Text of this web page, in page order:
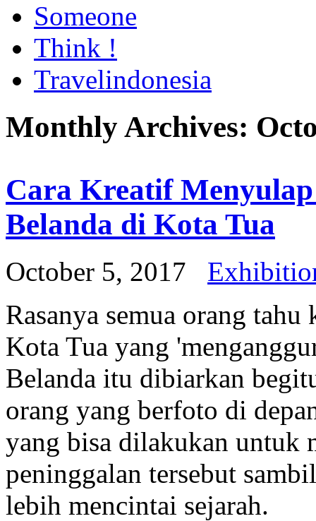
Someone
Think !
Travelindonesia
Monthly Archives:
Cara Kreatif
Belanda di Kota Tua
October 5, 2017
Rasanya semua orang
Kota Tua yang
Belanda itu dibiarkan
orang yang berfoto di
yang bisa dilakukan untuk
peninggalan tersebut
lebih mencintai sejarah.